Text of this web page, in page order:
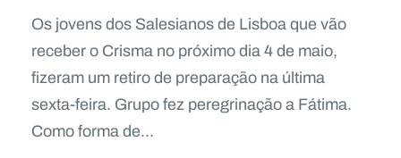
Os jovens dos Salesianos de Lisboa que vão
receber o Crisma no próximo dia 4 de maio,
fizeram um retiro de preparação na última
sexta-feira. Grupo fez peregrinação a Fátima.
Como forma de...